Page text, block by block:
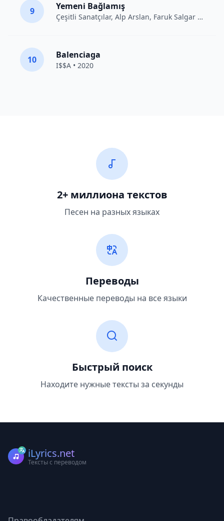
9 Yemeni Bağlamış
Çeşitli Sanatçılar, Alp Arslan, Faruk Salgar • 2012
10 Balenciaga
I$$A • 2020
2+ миллиона текстов
Песен на разных языках
Переводы
Качественные переводы на все языки
Быстрый поиск
Находите нужные тексты за секунды
iLyrics.net
Тексты с переводом